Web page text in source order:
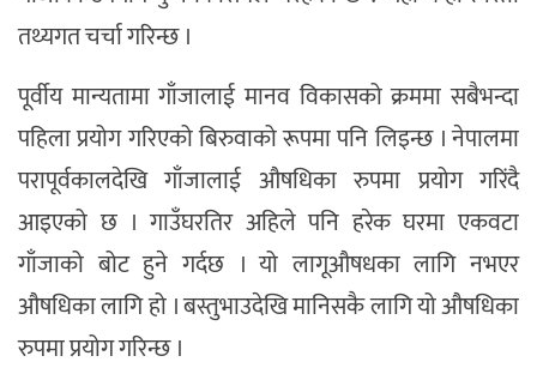
तथ्यगत चर्चा गरिन्छ ।
पूर्वीय मान्यतामा गाँजालाई मानव विकासको क्रममा सबैभन्दा
पहिला प्रयोग गरिएको बिरुवाको रूपमा पनि लिइन्छ । नेपालमा
परापूर्वकालदेखि गाँजालाई औषधिका रुपमा प्रयोग गरिंदै
आइएको छ । गाउँघरतिर अहिले पनि हरेक घरमा एकवटा
गाँजाको बोट हुने गर्दछ । यो लागूऔषधका लागि नभएर
औषधिका लागि हो । बस्तुभाउदेखि मानिसकै लागि यो औषधिका
रुपमा प्रयोग गरिन्छ ।